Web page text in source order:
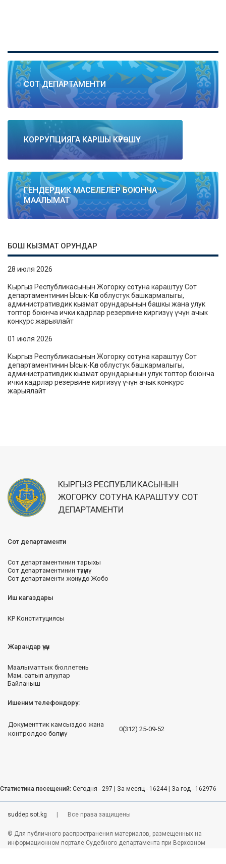
СОТ ДЕПАРТАМЕНТИ
КОРРУПЦИЯГА КАРШЫ КҮРӨШҮҮ
ГЕНДЕРДИК МАСЕЛЕЛЕР БОЮНЧА
МААЛЫМАТ
БОШ КЫЗМАТ ОРУНДАР
28 июля 2026
Кыргыз Республикасынын Жогорку сотуна караштуу Сот
департаментинин Ысык-Көл облустук башкармалыгы,
административдик кызмат орундарынын башкы жана улук
топтор боюнча ички кадрлар резервине киргизүү үчүн ачык
конкурс жарыялайт
01 июля 2026
Кыргыз Республикасынын Жогорку сотуна караштуу Сот
департаментинин Ысык-Көл облустук башкармалыгы,
административдик кызмат орундарынын улук топтор боюнча
ички кадрлар резервине киргизүү үчүн ачык конкурс
жарыялайт
КЫРГЫЗ РЕСПУБЛИКАСЫНЫН
ЖОГОРКУ СОТУНА КАРАШТУУ СОТ
ДЕПАРТАМЕНТИ
Сот департаменти
Сот департаментинин тарыхы
Сот департаментинин түзүмү
Сот департаменти жөнүндө Жобо
Иш кагаздары
КР Конституциясы
Жарандар үчүн
Маалыматтык бюллетень
Мам. сатып алуулар
Байланыш
Ишеним телефондору:
Документтик камсыздоо жана
контролдоо бөлүмү
0(312) 25-09-52
Статистика посещений: Сегодня - 297 | За месяц - 16244 | За год - 162976
suddep.sot.kg Все права защищены
© Для публичного распространения материалов, размещенных на
информационном портале Судебного департамента при Верховном